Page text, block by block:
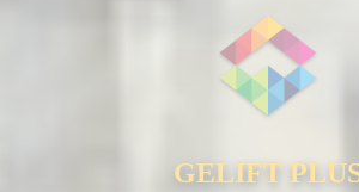
GELIFT